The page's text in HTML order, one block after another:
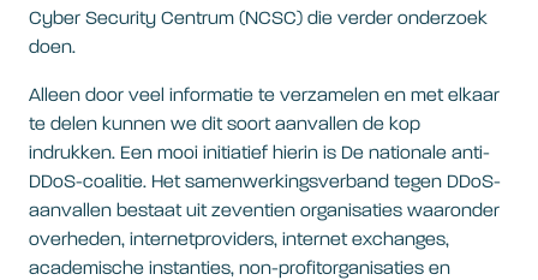
Cyber Security Centrum (NCSC) die verder onderzoek
doen.
Alleen door veel informatie te verzamelen en met elkaar
te delen kunnen we dit soort aanvallen de kop
indrukken. Een mooi initiatief hierin is De nationale anti-
DDoS-coalitie. Het samenwerkingsverband tegen DDoS-
aanvallen bestaat uit zeventien organisaties waaronder
overheden, internetproviders, internet exchanges,
academische instanties, non-profitorganisaties en